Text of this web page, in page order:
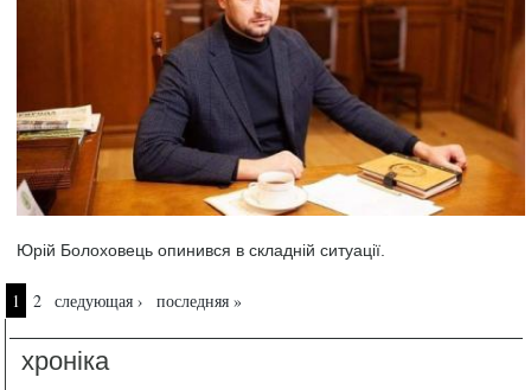
Юрій Болоховець опинився в складній ситуації.
Страницы
1 2 следующая › последняя »
хроніка